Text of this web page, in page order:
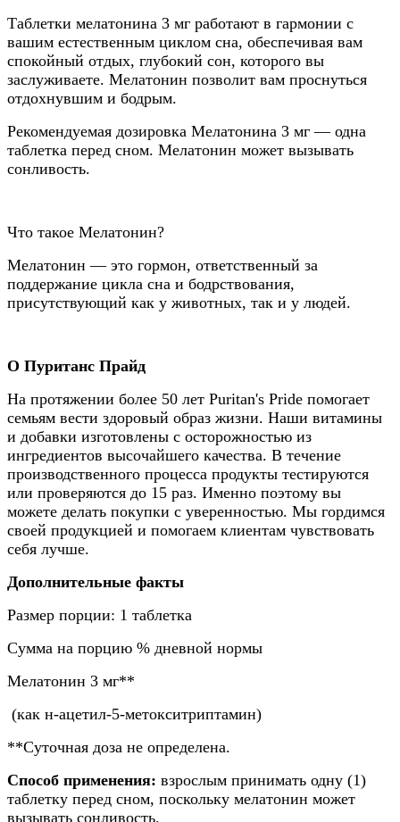
Таблетки мелатонина 3 мг работают в гармонии с
вашим естественным циклом сна, обеспечивая вам
спокойный отдых, глубокий сон, которого вы
заслуживаете. Мелатонин позволит вам проснуться
отдохнувшим и бодрым.
Рекомендуемая дозировка Мелатонина 3 мг — одна
таблетка перед сном. Мелатонин может вызывать
сонливость.
Что такое Мелатонин?
Мелатонин — это гормон, ответственный за
поддержание цикла сна и бодрствования,
присутствующий как у животных, так и у людей.
О Пуританс Прайд
На протяжении более 50 лет Puritan's Pride помогает
семьям вести здоровый образ жизни. Наши витамины
и добавки изготовлены с осторожностью из
ингредиентов высочайшего качества. В течение
производственного процесса продукты тестируются
или проверяются до 15 раз. Именно поэтому вы
можете делать покупки с уверенностью. Мы гордимся
своей продукцией и помогаем клиентам чувствовать
себя лучше.
Дополнительные факты
Размер порции: 1 таблетка
Сумма на порцию % дневной нормы
Мелатонин 3 мг**
(как н-ацетил-5-метокситриптамин)
**Суточная доза не определена.
Способ применения: взрослым принимать одну (1)
таблетку перед сном, поскольку мелатонин может
вызывать сонливость.